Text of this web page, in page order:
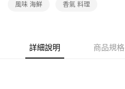
風味 海鮮 香氣 料理
詳細說明 商品規格